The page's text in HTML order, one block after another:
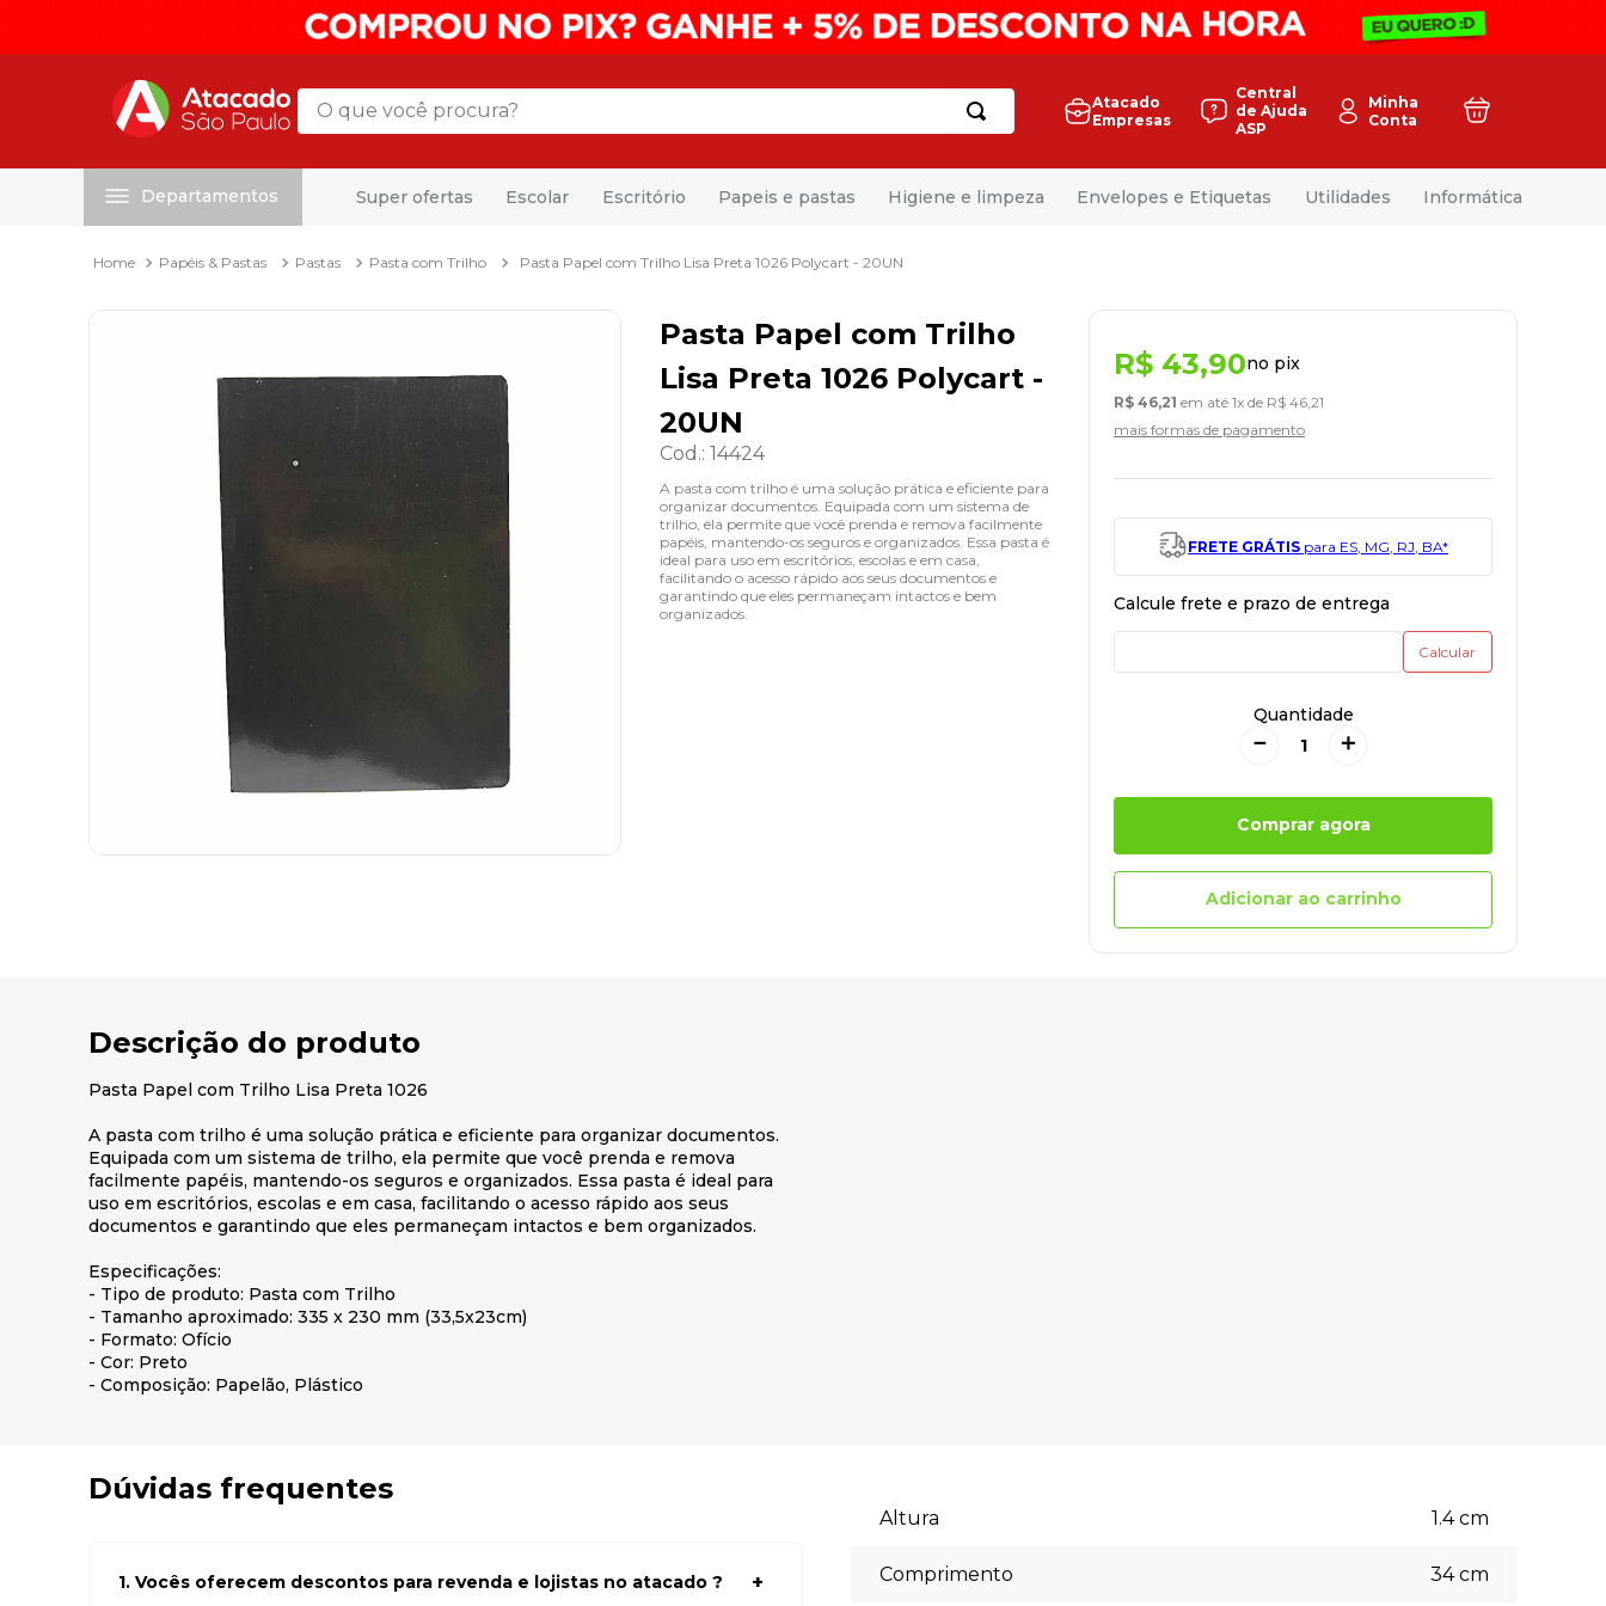
O que você procura?
Atacado
Empresas
Central
de Ajuda
ASP
Minha
Conta
Departamentos Super ofertas Escolar Escritório Papeis e pastas Higiene e limpeza Envelopes e Etiquetas Utilidades Informática
Papéis & Pastas Pastas Pasta com Trilho Pasta Papel com Trilho Lisa Preta 1026 Polycart - 20UN
Pasta Papel com Trilho
Lisa Preta 1026 Polycart -
20UN
Cod.:14424
A pasta com trilho é uma solução prática e eficiente para
organizar documentos. Equipada com um sistema de
trilho, ela permite que você prenda e remova facilmente
papéis, mantendo-os seguros e organizados. Essa pasta é
ideal para uso em escritórios, escolas e em casa,
facilitando o acesso rápido aos seus documentos e
garantindo que eles permaneçam intactos e bem
organizados.
R$ 43,90no pix
R$ 46,21 em até1x de R$ 46 ,21
mais formas de pagamento
FRETE GRÁTIS para ES, MG, RJ, BA*
Quantidade
＋
－
Comprar agora
Adicionar ao carrinho
Descrição do produto
Pasta Papel com Trilho Lisa Preta 1026
A pasta com trilho é uma solução prática e eficiente para organizar documentos.
Equipada com um sistema de trilho, ela permite que você prenda e remova
facilmente papéis, mantendo-os seguros e organizados. Essa pasta é ideal para
uso em escritórios, escolas e em casa, facilitando o acesso rápido aos seus
documentos e garantindo que eles permaneçam intactos e bem organizados.
Especificações:
- Tipo de produto: Pasta com Trilho
- Tamanho aproximado: 335 x 230 mm (33,5x23cm)
- Formato: Ofício
- Cor: Preto
- Composição: Papelão, Plástico
Dúvidas frequentes
1. Vocês oferecem descontos para revenda e lojistas no atacado ?
Altura 1.4cm
Comprimento 34cm
papel toalha